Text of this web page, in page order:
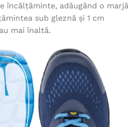
încălțăminte, adăugând o marjă
sub gleznă și 1 cm
mai înaltă.